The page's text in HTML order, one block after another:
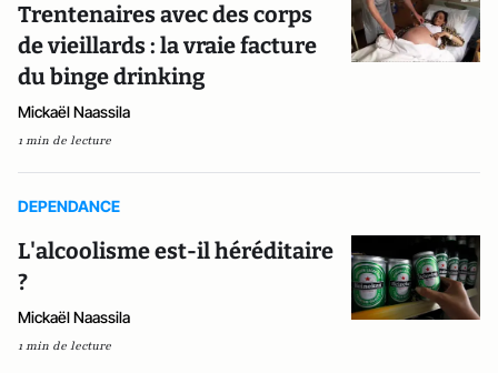
Trentenaires avec des corps
de vieillards : la vraie facture
du binge drinking
Mickaël Naassila
1 min de lecture
DEPENDANCE
L'alcoolisme est-il héréditaire
?
Mickaël Naassila
1 min de lecture